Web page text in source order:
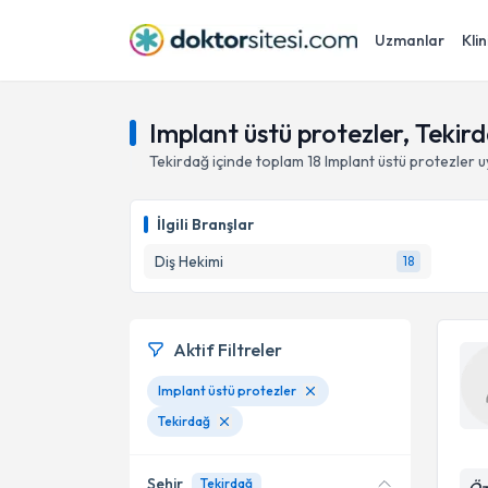
Uzmanlar
Implant üstü protezler,
Tekirdağiçinde toplam 18 Implant üstü protezler
İlgili Branşlar
Diş Hekimi
18
Aktif Filtreler
Implant üstü protezler
Tekirdağ
Şehir Tekirdağ